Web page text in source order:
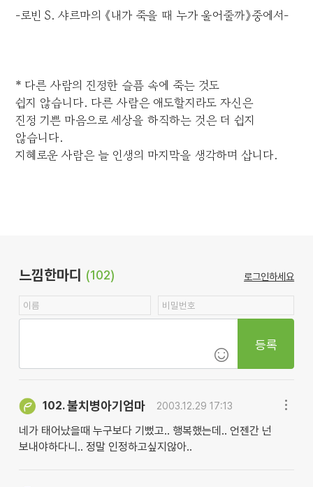
-로빈 S. 샤르마의 《내가 죽을 때 누가 울어줄까》중에서-
* 다른 사람의 진정한 슬픔 속에 죽는 것도
쉽지 않습니다. 다른 사람은 애도할지라도 자신은
진정 기쁜 마음으로 세상을 하직하는 것은 더 쉽지
않습니다.
지혜로운 사람은 늘 인생의 마지막을 생각하며 삽니다.
느낌한마디 (102) 로그인하세요
등록
102.불치병아기엄마 2003.12.29 17:13
네가 태어났을때 누구보다 기뻤고.. 행복했는데.. 언젠간 넌
보내야하다니.. 정말 인정하고싶지않아..